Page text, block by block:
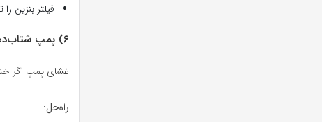
فیلتر
۶) پمپ شتاب‌دهنده (Accelerator Pump) ضعیف یا پاره
غشای پمپ اگر
راه‌حل‌: